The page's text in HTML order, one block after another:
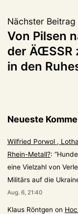
Nächster Beitrag
Von Pilsen
der ÄŒSSR
in den
Neueste
Wilfried Porwol ,
Rhein-Metall?: “
eine Vielzahl von
Militärs auf die
Aug. 6, 21:40
Klaus Röntgen on